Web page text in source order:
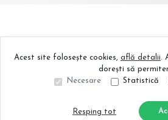
Acest site folosește cookies, află detalii.
dorești să
Necesare
Statistică
Resping tot